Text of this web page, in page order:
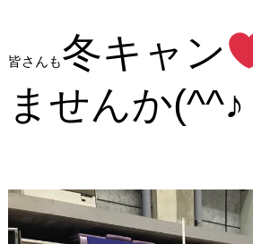
皆さんも冬キャン
ませんか(^^♪